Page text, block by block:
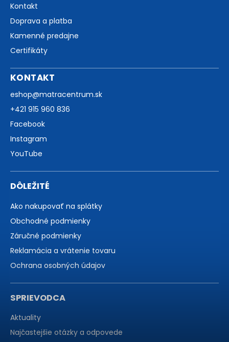
Kontakt
Doprava a platba
Kamenné predajne
Certifikáty
KONTAKT
eshop@matracentrum.sk
+421 915 960 836
Facebook
Instagram
YouTube
DÔLEŽITÉ
Ako nakupovať na splátky
Obchodné podmienky
Záručné podmienky
Reklamácia a vrátenie tovaru
Ochrana osobných údajov
SPRIEVODCA
Aktuality
Najčastejšie otázky a odpovede